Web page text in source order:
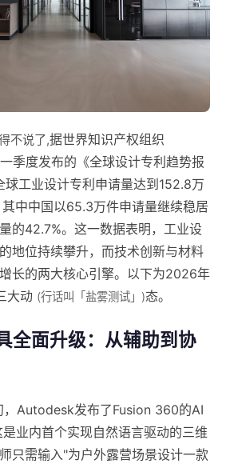
不说了,据世界知识产权组织
季度发布的《全球设计专利趋势报
工业设计专利申请量达到152.8万
中中国以65.3万件申请量继续稳居
的42.7%。这一数据表明，工业设
地位持续攀升，而技术创新与材料
长的两大核心引擎。以下为2026年
大动 (行话叫「盐雾测试」)态。
全面升级：从辅助到协
Autodesk发布了Fusion 360的AI
业内首个实现自然语言驱动的三维
只需输入"为户外露营场景设计一款